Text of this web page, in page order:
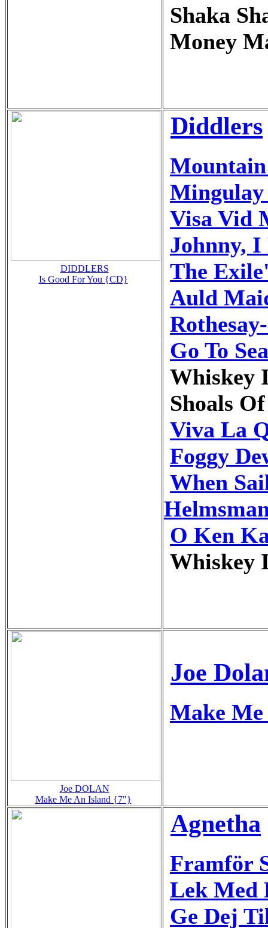
Shaka
Money
DIDDLERS
Is Good For You {CD}
Diddlers
Mingulay
Visa Vid
Johnny, I
The
Auld
Go To
Whiskey
Shoals
Viva La
Foggy
When
O Ken
Whiskey
Joe DOLAN
Make Me An Island {7"}
Joe
Make
Agnetha
Framför
Lek Med
Ge Dej